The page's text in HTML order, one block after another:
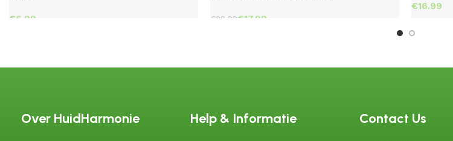
€ €22.99€17.99
€
Over HuidHarmonie Help & Informatie Contact Us